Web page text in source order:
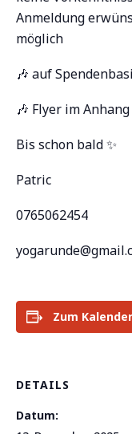
Anmeldung
möglich
🎶 auf
🎶 Flyer im Anhang
Bis schon bald ✨
Patric
0765062454
Zum
DETAILS
Datum: